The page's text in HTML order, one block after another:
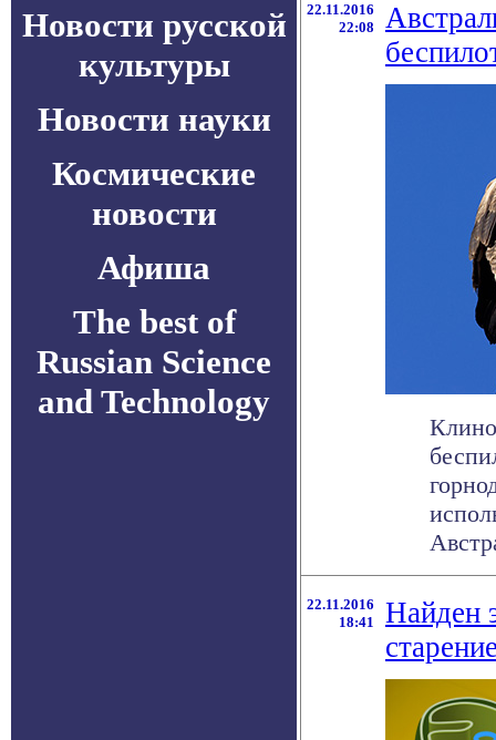
Новости русской
культуры
Новости науки
Космические
новости
Афиша
The best of
Russian Science
and Technology
22.11.2016
22:08
22.11.2016
18:41
Найден